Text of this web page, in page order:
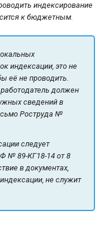
индексирование
к бюджетным.
индексации, это не
её не проводить.
должен
сведений в
Роструда №
следует
№ 89-КГ18-14 от 8
в документах,
не служит